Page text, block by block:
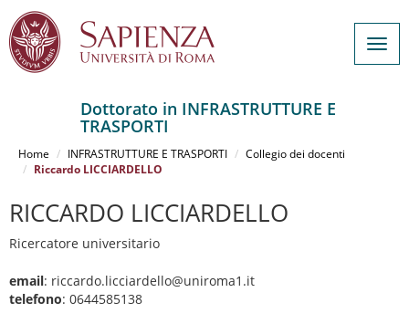
contenuto
Dottorato in INFRASTRUTTURE E
TRASPORTI
Home INFRASTRUTTURE E TRASPORTI
Collegio dei docenti
Riccardo LICCIARDELLO
RICCARDO LICCIARDELLO
Ricercatore universitario
email: riccardo.licciardello@uniroma1.it
telefono: 0644585138